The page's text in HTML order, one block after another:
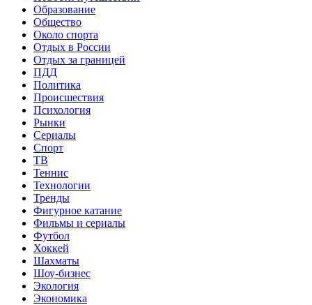
Образование
Общество
Около спорта
Отдых в России
Отдых за границей
ПДД
Политика
Происшествия
Психология
Рынки
Сериалы
Спорт
ТВ
Теннис
Технологии
Тренды
Фигурное катание
Фильмы и сериалы
Футбол
Хоккей
Шахматы
Шоу-бизнес
Экология
Экономика